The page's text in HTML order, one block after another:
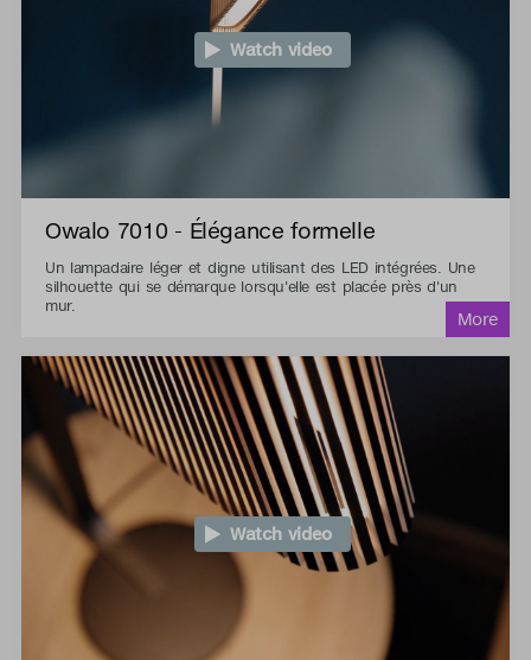
Watch video
Owalo 7010 - Élégance formelle
Un lampadaire léger et digne utilisant des LED intégrées. Une
silhouette qui se démarque lorsqu'elle est placée près d'un
mur.
Watch video